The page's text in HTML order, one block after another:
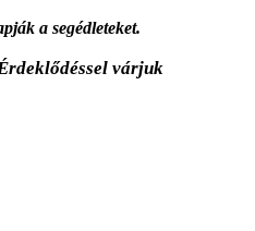
a segédleteket.
várjuk